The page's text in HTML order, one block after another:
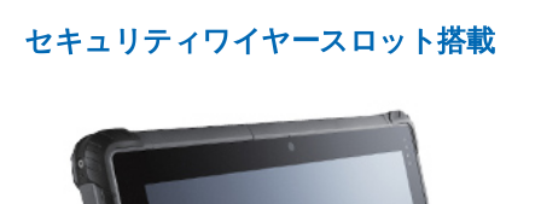
セキュリティワイヤースロット搭載